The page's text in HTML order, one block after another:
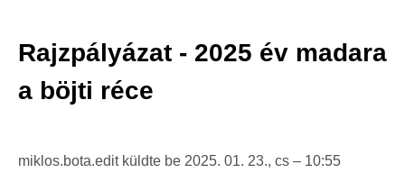
Napja
Verseny
Rajzpályázat - 2025 év madara
a böjti réce
miklos.bota.editküldte be 2025. 01. 23., cs – 10:55